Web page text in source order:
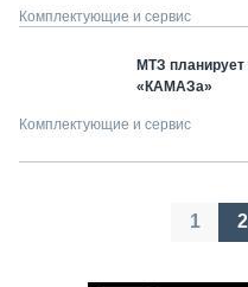
Комплектующие и сервис
МТЗ планирует
«КАМАЗа»
Комплектующие и сервис
1 2